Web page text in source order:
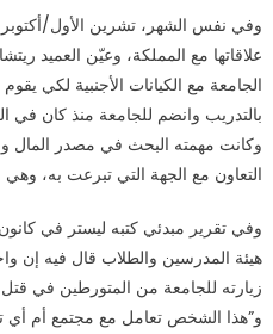
وفي نفس الشهر، تشرين الأول/
علاقاتها مع المملكة، وعيّن العميد
الجامعة مع الكيانات الأجنبية لكي
وكانت مهمته البحث في مصدر
التعاون مع الجهة التي تبرعت به،
هيئة المدرسين والطلاب قال فيه إن
زيارته للجامعة من المتورطين في
و”هذا الشخص تعامل مع مجتمع أم